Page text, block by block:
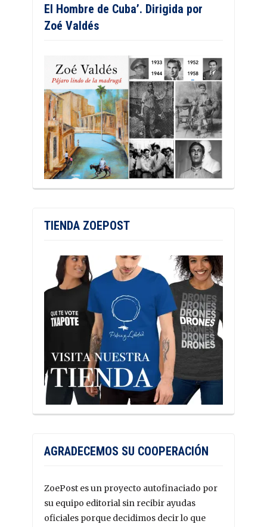
El Hombre de Cuba’. Dirigida por
Zoé Valdés
TIENDA ZOEPOST
AGRADECEMOS SU COOPERACIÓN
ZoePost es un proyecto autofinaciado por
su equipo editorial sin recibir ayudas
oficiales porque decidimos decir lo que